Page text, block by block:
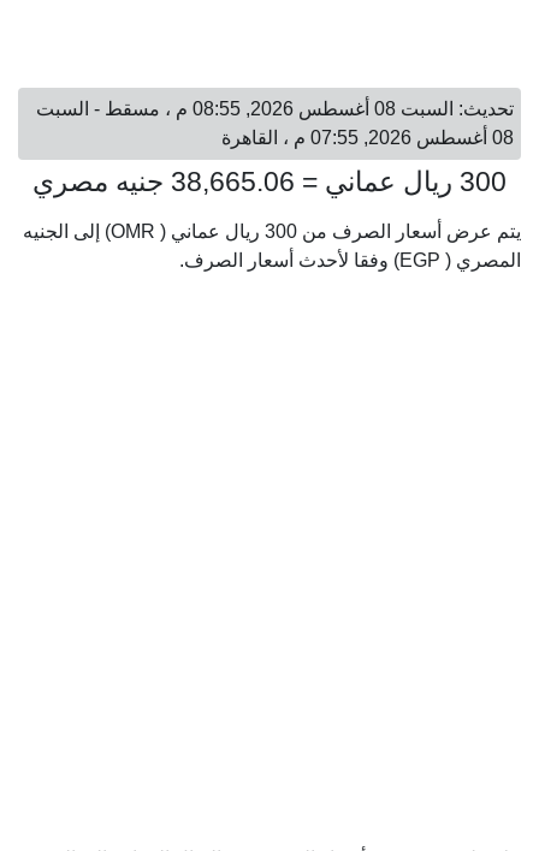
تحديث: السبت 08 أغسطس 2026, 08:55 م ، مسقط - السبت
08 أغسطس 2026, 07:55 م ، القاهرة
300 ريال عماني = 38,665.06 جنيه مصري
يتم عرض أسعار الصرف من 300 ريال عماني ( OMR) إلى الجنيه
المصري ( EGP) وفقا لأحدث أسعار الصرف.